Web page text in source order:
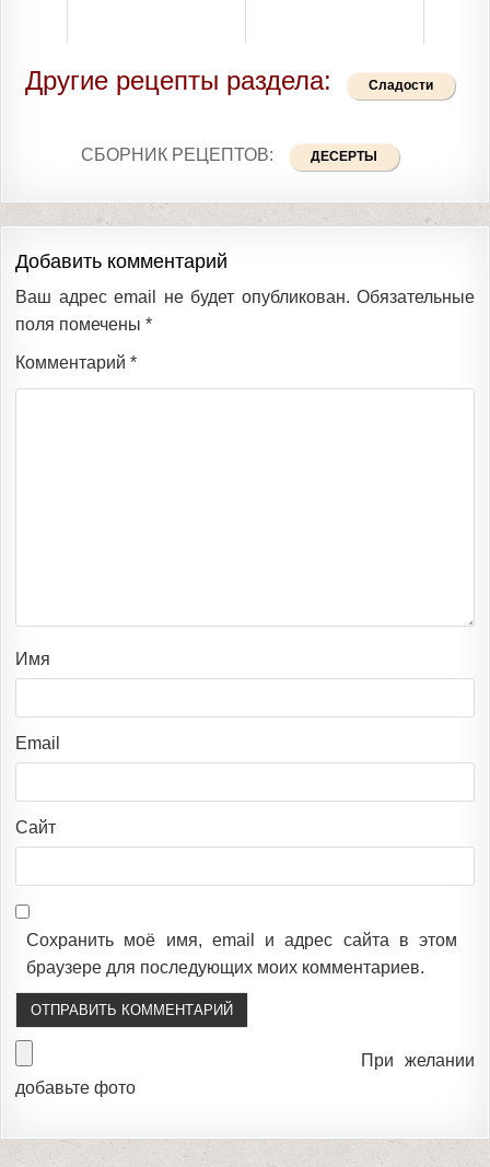
Другие рецепты раздела: Сладости
СБОРНИК РЕЦЕПТОВ: ДЕСЕРТЫ
Добавить комментарий
Ваш адрес email не будет опубликован. Обязательные
поля помечены *
Комментарий *
Имя
Email
Сайт
Сохранить моё имя, email и адрес сайта в этом
браузере для последующих моих комментариев.
При желании
добавьте фото